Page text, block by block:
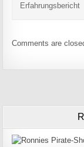
Erfahrungsbericht
Comments are